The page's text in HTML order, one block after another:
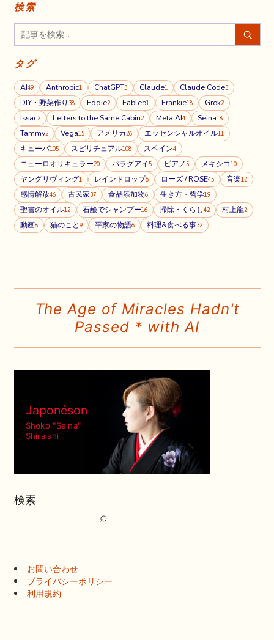
検索
タグ
AI49 Anthropic1 ChatGPT3 Claude1 Claude Code3
DIY・野菜作り 38 Eddie2 Fable51 Frankie18 Grok2
Issac2 Letters to the Same Cabin2 Meta AI4 Seina18
Tammy2 Vega15 アメリカ 26 エッセンシャルオイル11
キューバ105 スピリチュアル108 スペイン4
ニューロオリキュラー20 パラグアイ 5 ピアノ 5 メキシコ10
ヤングリヴィング1 レインドロップ6 ローズ / ROSE45 音楽12
感情解放46 古民家37 食品添加物6 生き方・哲学19
聖書のオイル12 石鹸でシャンプー16 掃除・くらし42 村上龍2
動画8 猫のこと9 平家の物語6 料理&食べる事32
The Age of Miracles Hadn't
Passed * with AI
Japonéson
Shoko "Seina"
Shiraishi
検索
検
⌕
お問い合わせ
プライバシーポリシー
利用規約